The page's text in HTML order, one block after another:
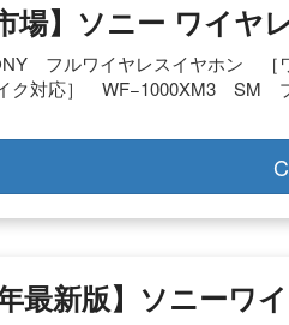
場】ソニー ワイヤ
フルワイヤレスイヤホン ［ワ
ク対応］ WF−1000XM3 SM プ
年最新版】ソニー